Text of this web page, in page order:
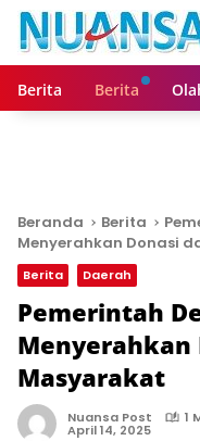
Berita Berita
Beranda Berita
Menyerahkan Donasi
Berita Daerah
Pemerintah
Menyerahkan
Masyarakat
Nuansa Post 1
April 14, 2025